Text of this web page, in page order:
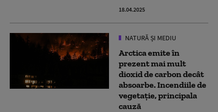
18.04.2025
NATURĂ ȘI MEDIU
Arctica emite în
prezent mai mult
dioxid de carbon decât
absoarbe. Incendiile de
vegetație, principala
cauză